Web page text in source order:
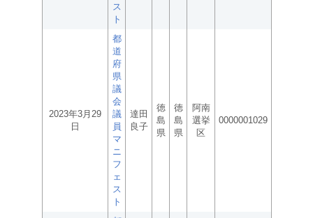
ス
ト
2023年3月29
日
都
道
府
県
議
会
議
員
マ
ニ
フ
ェ
ス
ト
達田
良子
徳
島
県
徳
島
県
阿南
選挙
区
0000001029